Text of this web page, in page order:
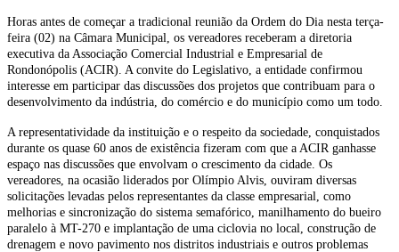
Horas antes de começar a tradicional reunião da Ordem do Dia nesta terça-
feira (02) na Câmara Municipal, os vereadores receberam a diretoria
executiva da Associação Comercial Industrial e Empresarial de
Rondonópolis (ACIR). A convite do Legislativo, a entidade confirmou
interesse em participar das discussões dos projetos que contribuam para o
desenvolvimento da indústria, do comércio e do município como um todo.
A representatividade da instituição e o respeito da sociedade, conquistados
durante os quase 60 anos de existência fizeram com que a ACIR ganhasse
espaço nas discussões que envolvam o crescimento da cidade. Os
vereadores, na ocasião liderados por Olímpio Alvis, ouviram diversas
solicitações levadas pelos representantes da classe empresarial, como
melhorias e sincronização do sistema semafórico, manilhamento do bueiro
paralelo à MT-270 e implantação de uma ciclovia no local, construção de
drenagem e novo pavimento nos distritos industriais e outros problemas